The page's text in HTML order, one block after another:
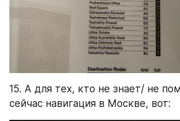
15. А для тех, кто не знает/ не
сейчас навигация в Москве, вот: